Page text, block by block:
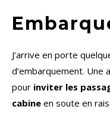
J’arrive en porte
d’embarquement. Une
pour inviter les
cabine en soute en